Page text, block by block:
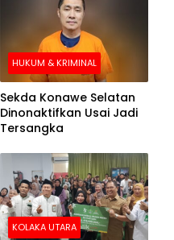
HUKUM & KRIMINAL
Sekda Konawe Selatan
Dinonaktifkan Usai Jadi
Tersangka
KOLAKA UTARA